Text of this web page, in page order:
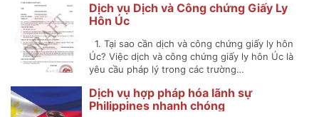
Dịch vụ Dịch và Công chứng Giấy Ly
Hôn Úc
1. Tại sao cần dịch và công chứng giấy ly hôn
Úc? Việc dịch và công chứng giấy ly hôn Úc là
yêu cầu pháp lý trong các trường…
Dịch vụ hợp pháp hóa lãnh sự
Philippines nhanh chóng